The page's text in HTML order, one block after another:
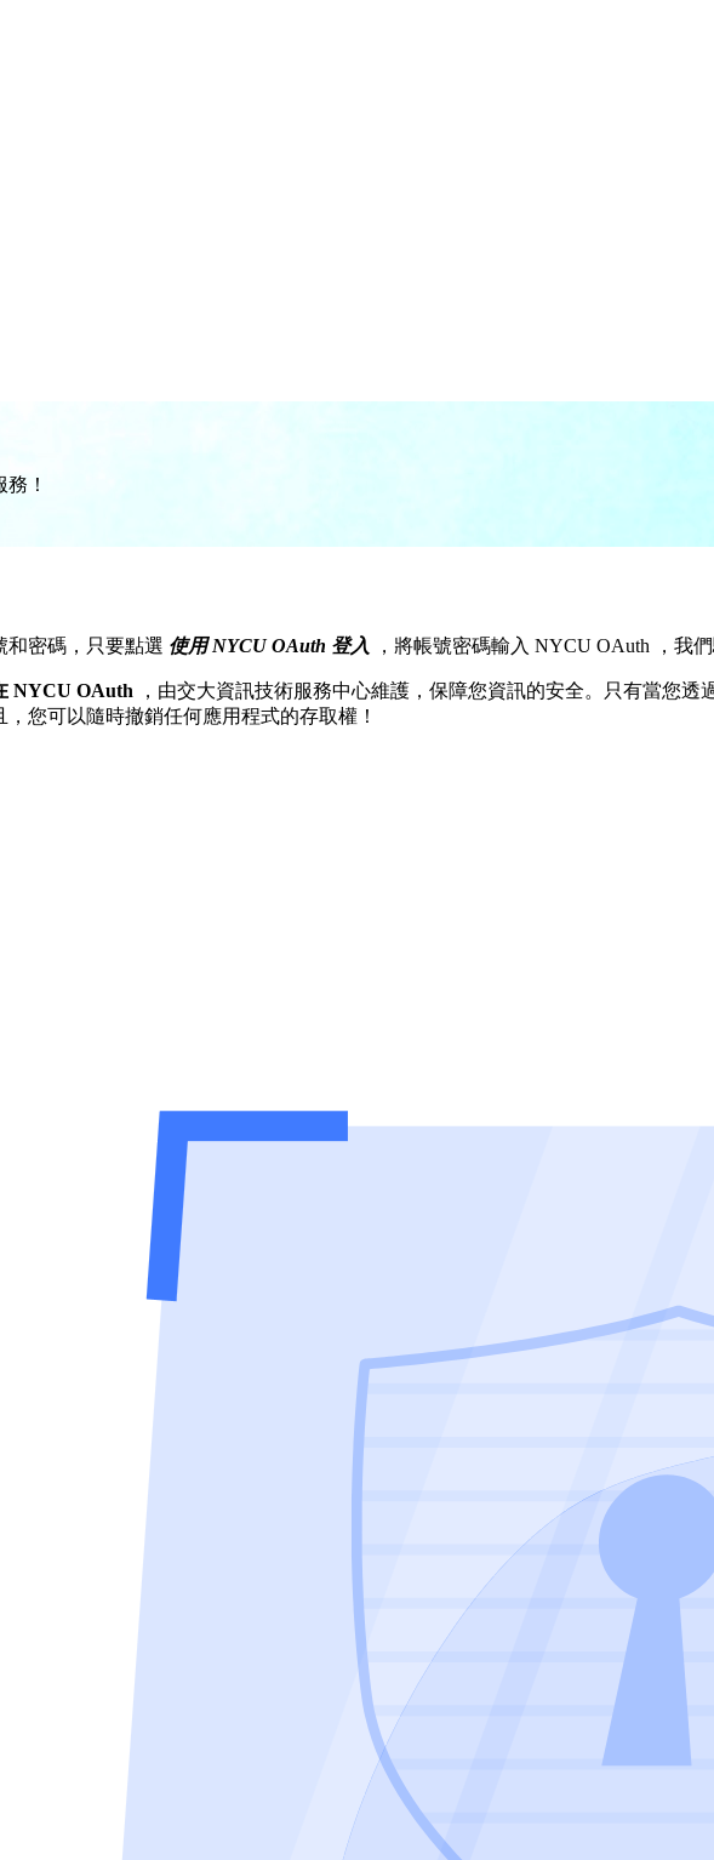
！
和密碼，只要點選 使用 NYCU OAuth 登入 ，將帳號密碼輸入 NYCU OAuth ，我
NYCU OAuth ，由交大資訊技術服務中心維護，保障您資訊的安全。只有當您
您可以隨時撤銷任何應用程式的存取權！